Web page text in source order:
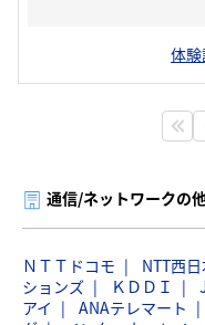
体
通信/ネットワークの
ＮＴＴドコモ NTT西
ションズ
ＫＤＤＩ
アイ
ANAテレマート